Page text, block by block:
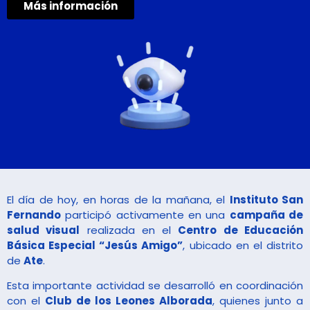
Más información
El día de hoy, en horas de la mañana, el Instituto San
Fernando participó activamente en una campaña de
salud visual realizada en el Centro de Educación
Básica Especial “Jesús Amigo”, ubicado en el distrito
de Ate.
Esta importante actividad se desarrolló en coordinación
con el Club de los Leones Alborada, quienes junto a